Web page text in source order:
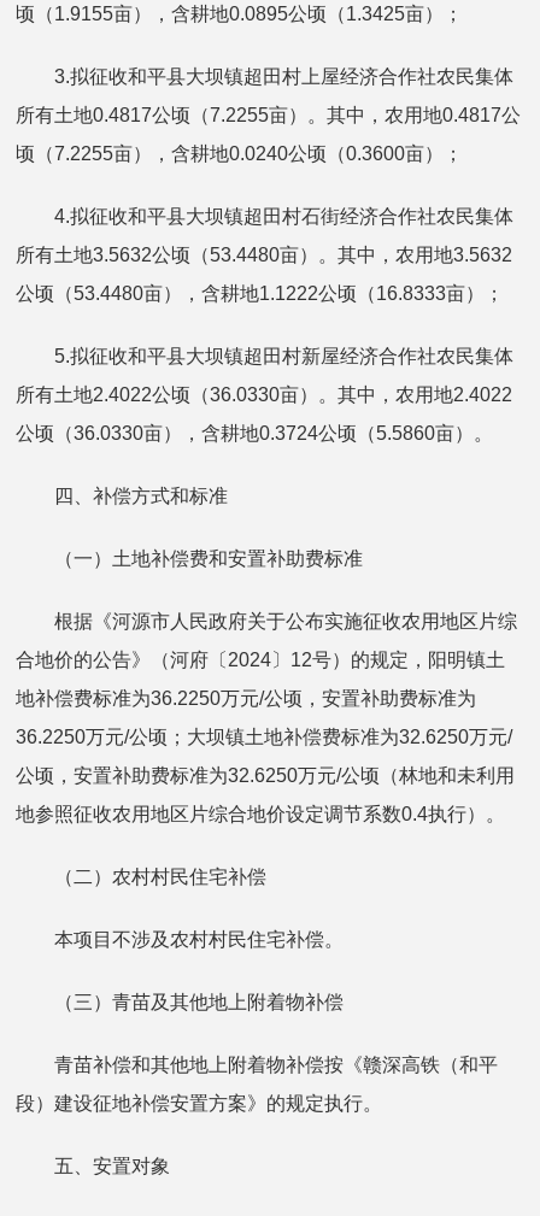
顷（1.9155亩），含耕地0.0895公顷（1.3425亩）；
3.拟征收和平县大坝镇超田村上屋经济合作社农民集体
所有土地0.4817公顷（7.2255亩）。其中，农用地0.4817公
顷（7.2255亩），含耕地0.0240公顷（0.3600亩）；
4.拟征收和平县大坝镇超田村石街经济合作社农民集体
所有土地3.5632公顷（53.4480亩）。其中，农用地3.5632
公顷（53.4480亩），含耕地1.1222公顷（16.8333亩）；
5.拟征收和平县大坝镇超田村新屋经济合作社农民集体
所有土地2.4022公顷（36.0330亩）。其中，农用地2.4022
公顷（36.0330亩），含耕地0.3724公顷（5.5860亩）。
四、补偿方式和标准
（一）土地补偿费和安置补助费标准
根据《河源市人民政府关于公布实施征收农用地区片综
合地价的公告》（河府〔2024〕12号）的规定，阳明镇土
地补偿费标准为36.2250万元/公顷，安置补助费标准为
36.2250万元/公顷；大坝镇土地补偿费标准为32.6250万元/
公顷，安置补助费标准为32.6250万元/公顷（林地和未利用
地参照征收农用地区片综合地价设定调节系数0.4执行）。
（二）农村村民住宅补偿
本项目不涉及农村村民住宅补偿。
（三）青苗及其他地上附着物补偿
青苗补偿和其他地上附着物补偿按《赣深高铁（和平
段）建设征地补偿安置方案》的规定执行。
五、安置对象